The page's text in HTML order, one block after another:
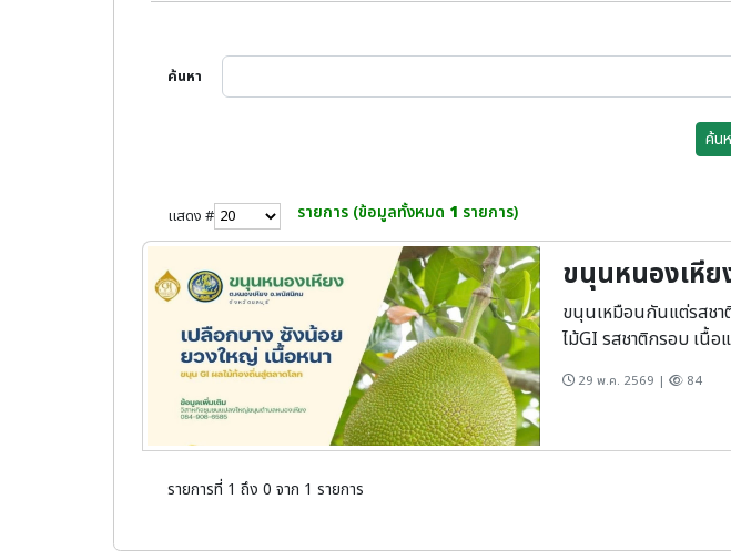
ค้นหา
ค้น
แสดง # รายการ (ข้อมูลทั้งหมด 1 รายการ)
ขนุนหนองเหีย
ขนุนเหมือนกันแต่รสช
ไม้GI รสชาติกรอบ เนื้
29 พ.ค. 2569 | 84
รายการที่ 1 ถึง 0 จาก 1 รายการ